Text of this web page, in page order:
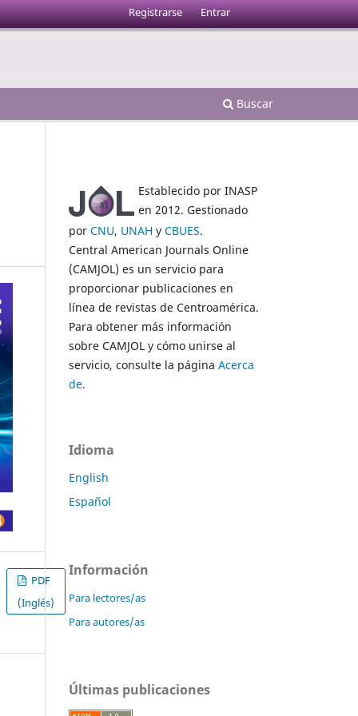
Buscar
Registrarse Entrar
PDF
(Inglés)
Establecido por INASP
en 2012. Gestionado
por CNU, UNAH y CBUES.
Central American Journals Online
(CAMJOL) es un servicio para
proporcionar publicaciones en
línea de revistas de Centroamérica.
Para obtener más información
sobre CAMJOL y cómo unirse al
servicio, consulte la página Acerca
de.
Idioma
English
Español
Información
Para lectores/as
Para autores/as
Últimas publicaciones